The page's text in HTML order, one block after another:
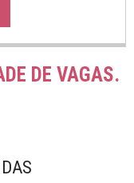
DE VAGAS.